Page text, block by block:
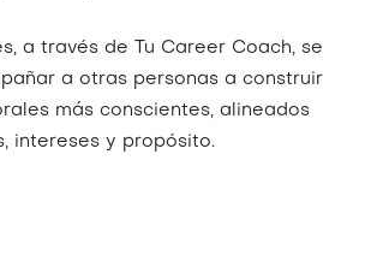
a través de Tu Career Coach, se
a otras personas a construir
más conscientes, alineados
intereses y propósito.